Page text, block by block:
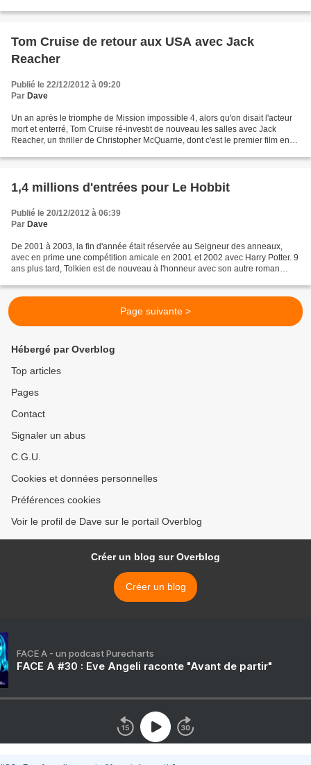
Tom Cruise de retour aux USA avec Jack
Reacher
Publié le 22/12/2012 à 09:20
Par Dave
Un an après le triomphe de Mission impossible 4, alors qu'on disait l'acteur
mort et enterré, Tom Cruise ré-investit de nouveau les salles avec Jack
Reacher, un thriller de Christopher McQuarrie, dont c'est le premier film en
1,4 millions d'entrées pour Le Hobbit
Publié le 20/12/2012 à 06:39
Par Dave
De 2001 à 2003, la fin d'année était réservée au Seigneur des anneaux,
avec en prime une compétition amicale en 2001 et 2002 avec Harry Potter. 9
ans plus tard, Tolkien est de nouveau à l'honneur avec son autre roman
Page suivante >
Hébergé par Overblog
Top articles
Pages
Contact
Signaler un abus
C.G.U.
Cookies et données personnelles
Préférences cookies
Voir le profil de Dave sur le portail Overblog
Créer un blog sur Overblog
Créer un blog
FACE A - un podcast Purecharts
FACE A #30 : Eve Angeli raconte "Avant de partir"